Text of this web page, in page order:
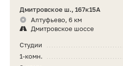
Дмитровское ш., 167к15А
Алтуфьево, 6 км
Дмитровское шоссе
Студии
1-комн.